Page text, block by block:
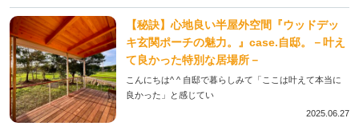
【秘訣】心地良い半屋外空間『ウッドデッ
キ玄関ポーチの魅力。』case.自邸。－叶え
て良かった特別な居場所－
こんにちは^ ^ 自邸で暮らしみて「ここは叶えて本当に
良かった」と感じてい
2025.06.27